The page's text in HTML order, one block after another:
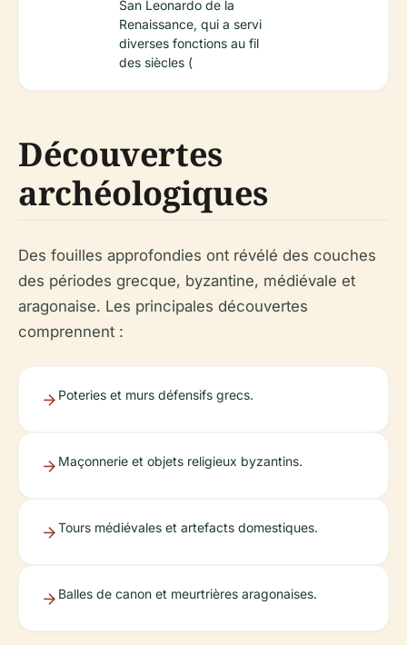
San Leonardo de la
Renaissance, qui a servi
diverses fonctions au fil
des siècles (
Découvertes
archéologiques
Des fouilles approfondies ont révélé des couches
des périodes grecque, byzantine, médiévale et
aragonaise. Les principales découvertes
comprennent :
Poteries et murs défensifs grecs.
Maçonnerie et objets religieux byzantins.
Tours médiévales et artefacts domestiques.
Balles de canon et meurtrières aragonaises.